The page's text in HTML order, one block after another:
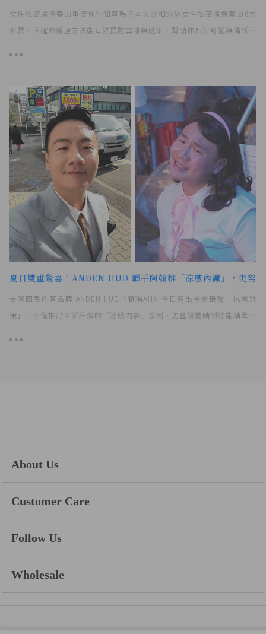
女性私密處保養的重要性你知道嗎？本文詳細介紹女性私密處保養的6大
步驟，正確的護理方法能有效預防異味與感染，幫助你保持舒適與清新、
夏日雙重驚喜！ANDEN HUD 聯手阿翰推「涼感內褲」，史努
台灣國民內著品牌 ANDEN HUD（簡稱AH）今日祭出今夏最強「抗暑對
策」！不僅推出全新升級的「涼感內褲」系列，更重磅邀請到總能精準戳
About Us
Customer Care
Follow Us
Wholesale